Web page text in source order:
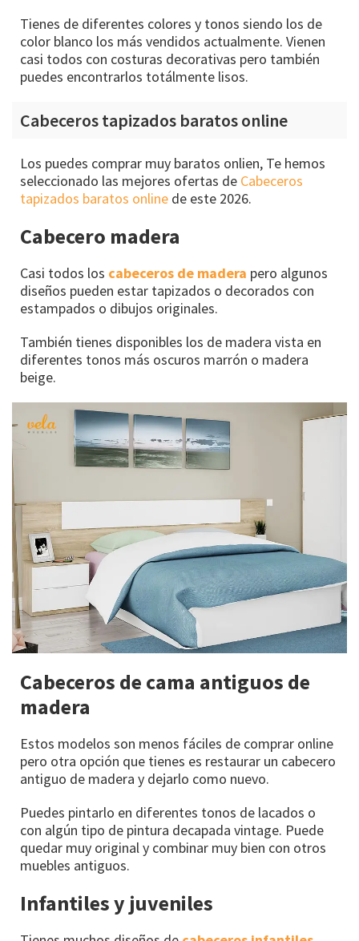
Tienes de diferentes colores y tonos siendo los de
color blanco los más vendidos actualmente. Vienen
casi todos con costuras decorativas pero también
puedes encontrarlos totálmente lisos.
Cabeceros tapizados baratos online
Los puedes comprar muy baratos onlien, Te hemos
seleccionado las mejores ofertas de Cabeceros
tapizados baratos online de este 2026.
Cabecero madera
Casi todos los cabeceros de madera pero algunos
diseños pueden estar tapizados o decorados con
estampados o dibujos originales.
También tienes disponibles los de madera vista en
diferentes tonos más oscuros marrón o madera
beige.
Cabeceros de cama antiguos de
madera
Estos modelos son menos fáciles de comprar online
pero otra opción que tienes es restaurar un cabecero
antiguo de madera y dejarlo como nuevo.
Puedes pintarlo en diferentes tonos de lacados o
con algún tipo de pintura decapada vintage. Puede
quedar muy original y combinar muy bien con otros
muebles antiguos.
Infantiles y juveniles